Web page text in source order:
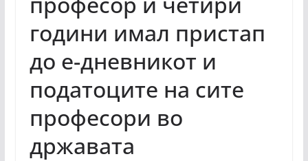
години имал пристап
до е-дневникот и
податоците на сите
професори во
државата